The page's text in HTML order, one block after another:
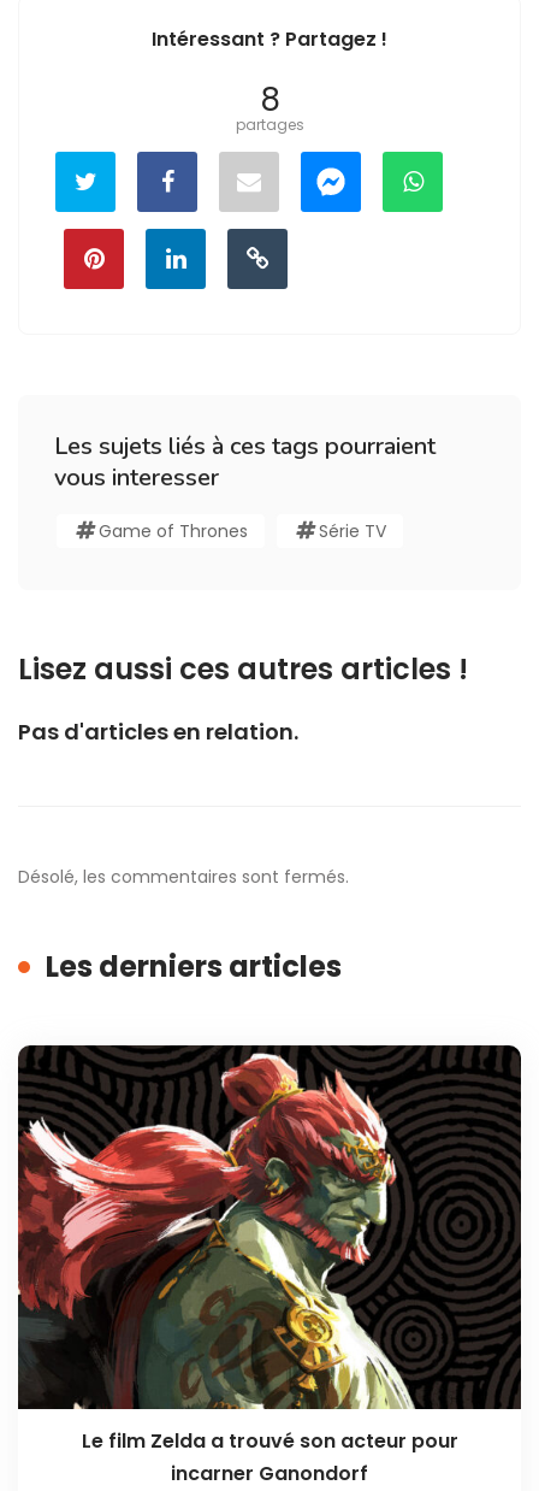
Intéressant ? Partagez !
8
partages
Les sujets liés à ces tags pourraient
vous interesser
Game of Thrones Série TV
Lisez aussi ces autres articles !
Pas d'articles en relation.
Désolé, les commentaires sont fermés.
Les derniers articles
Le film Zelda a trouvé son acteur pour
incarner Ganondorf